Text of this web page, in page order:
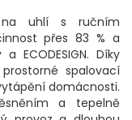
na uhlí s ručním
přes 83 % a
ECODESIGN. Díky
spalovací
domácnosti.
a tepelně